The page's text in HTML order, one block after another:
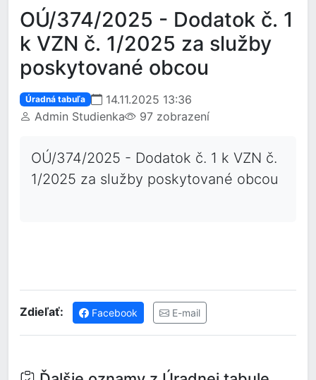
OÚ/374/2025 - Dodatok č. 1
k VZN č. 1/2025 za služby
poskytované obcou
Úradná tabuľa
14.11.2025 13:36
Admin Studienka
97 zobrazení
OÚ/374/2025 - Dodatok č. 1 k VZN č.
1/2025 za služby poskytované obcou
Zdieľať: Facebook E-mail